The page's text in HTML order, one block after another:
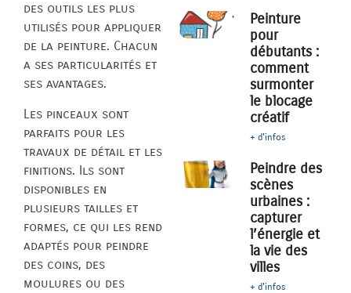
des outils les plus
utilisés pour appliquer
de la peinture. Chacun
a ses particularités et
ses avantages.
Les pinceaux sont
parfaits pour les
travaux de détail et les
finitions. Ils sont
disponibles en
plusieurs tailles et
formes, ce qui les rend
adaptés pour peindre
des coins, des
moulures ou des
Peinture
pour
débutants :
comment
surmonter
le blocage
créatif
+ d'infos
Peindre des
scènes
urbaines :
capturer
l’énergie et
la vie des
villes
+ d'infos